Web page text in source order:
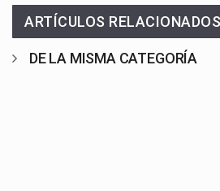
ARTÍCULOS RELACIONADOS
DE LA MISMA CATEGORÍA